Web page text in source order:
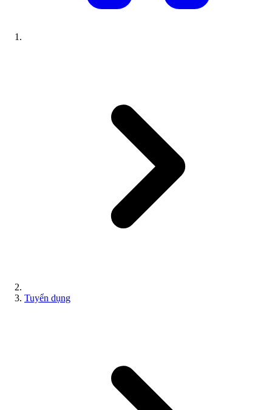
Tuyển dụng